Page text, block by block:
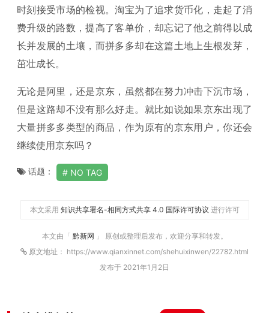
时刻接受市场的检视。淘宝为了追求货币化，走起了消
费升级的路数，提高了客单价，却忘记了他之前得以成
长并发展的土壤，而拼多多却在这篇土地上生根发芽，
茁壮成长。
无论是阿里，还是京东，虽然都在努力冲击下沉市场，
但是这路却不没有那么好走。就比如说如果京东出现了
大量拼多多类型的商品，作为原有的京东用户，你还会
继续使用京东吗？
话题： NO TAG
本文采用 知识共享署名-相同方式共享 4.0 国际许可协议 进行许可
本文由「 黔新网 」 原创或整理后发布，欢迎分享和转发。
原文地址： https://www.qianxinnet.com/shehuixinwen/22782.html
发布于 2021年1月2日